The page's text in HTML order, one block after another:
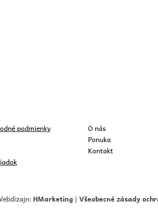
podmienky
O nás
Ponuka
Kontakt
HMarketing | Všeobecné zásady